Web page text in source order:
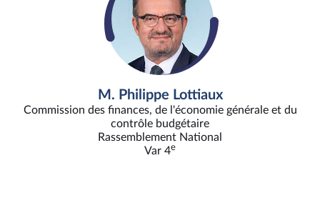
M. Philippe Lottiaux
Commission des finances, de l'économie générale et du
contrôle budgétaire
Rassemblement National
Var 4e